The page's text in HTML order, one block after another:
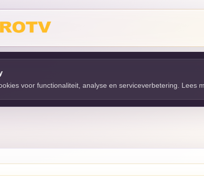
voor functionaliteit, analyse en serviceverbetering. Lees